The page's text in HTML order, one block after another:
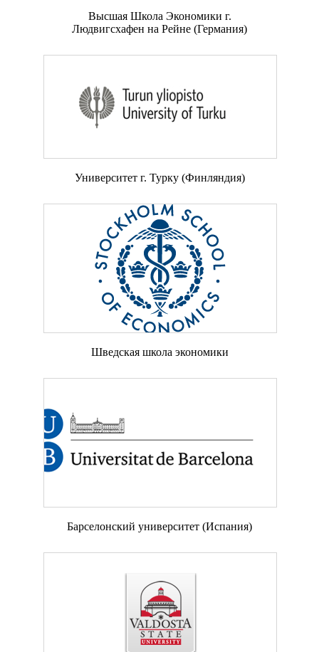
Высшая Школа Экономики г.
Людвигсхафен на Рейне (Германия)
Университет г. Турку (Финляндия)
Шведская школа экономики
Барселонский университет (Испания)